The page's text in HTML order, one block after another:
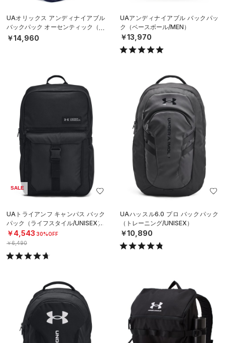
UAオリックス アンディナイアブル
バックパック オーセンティック（ベ
ースボール/MEN）
￥14,960
UAアンディナイアブル バックパッ
ク（ベースボール/MEN）
￥13,970
SALE
UAトライアンフ キャンパス バック
パック（ライフスタイル/UNISEX）
￥4,543 30%OFF
￥6,490
UAハッスル6.0 プロ バックパック
（トレーニング/UNISEX）
￥10,890